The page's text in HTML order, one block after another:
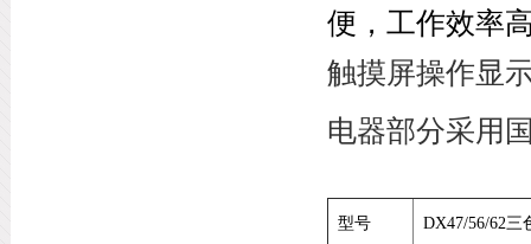
便，工作效率
触摸屏操作显
电器部分采用
型号 DX47/56/62三